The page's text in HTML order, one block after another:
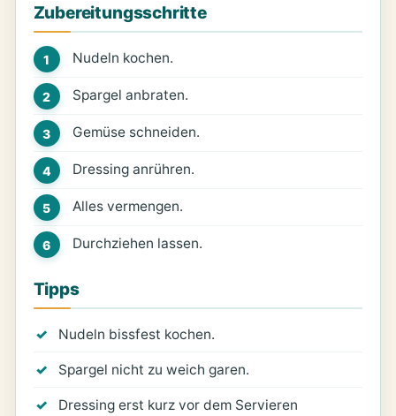
Zubereitungsschritte
Nudeln kochen.
Spargel anbraten.
Gemüse schneiden.
Dressing anrühren.
Alles vermengen.
Durchziehen lassen.
Tipps
Nudeln bissfest kochen.
Spargel nicht zu weich garen.
Dressing erst kurz vor dem Servieren